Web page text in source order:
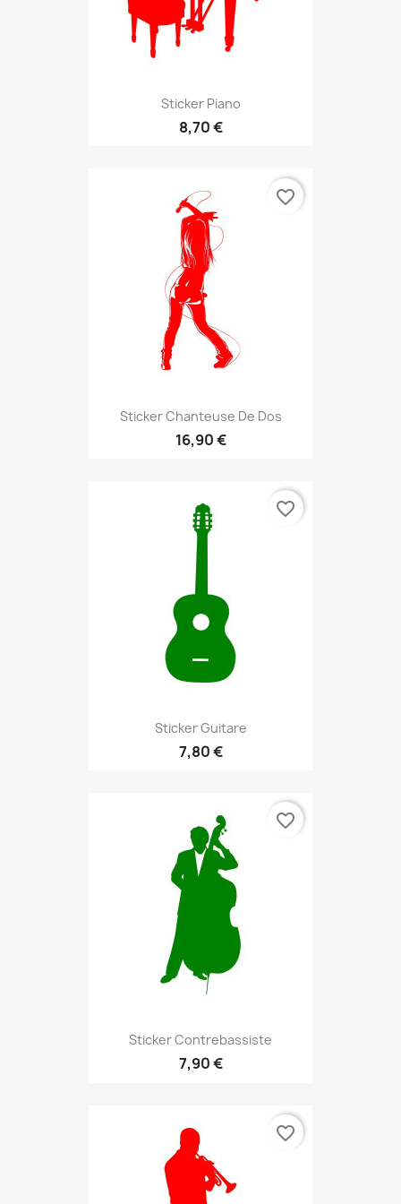
Sticker Piano
8,70 €
Sticker Chanteuse De Dos
16,90 €
favorite_border
Sticker Guitare
7,80 €
favorite_border
Sticker Contrebassiste
7,90 €
favorite_border
favorite_border